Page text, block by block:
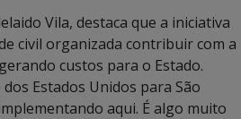
Vila, destaca que a iniciativa
civil organizada contribuir com a
custos para o Estado.
Estados Unidos para São
aqui. É algo muito